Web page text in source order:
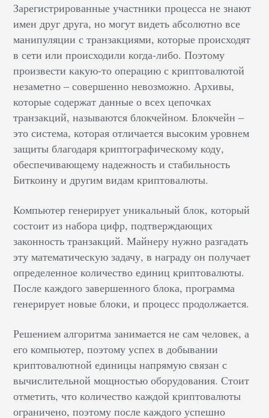
Зарегистрированные участники процесса не знают
имен друг друга, но могут видеть абсолютно все
манипуляции с транзакциями, которые происходят
в сети или происходили когда-либо. Поэтому
произвести какую-то операцию с криптовалютой
незаметно – совершенно невозможно. Архивы,
которые содержат данные о всех цепочках
транзакций, называются блокчейном. Блокчейн –
это система, которая отличается высоким уровнем
защиты благодаря криптографическому коду,
обеспечивающему надежность и стабильность
Биткоину и другим видам криптовалюты.
Компьютер генерирует уникальный блок, который
состоит из набора цифр, подтверждающих
законность транзакций. Майнеру нужно разгадать
эту математическую задачу, в награду он получает
определенное количество единиц криптовалюты.
После каждого завершенного блока, программа
генерирует новые блоки, и процесс продолжается.
Решением алгоритма занимается не сам человек, а
его компьютер, поэтому успех в добывании
криптовалютной единицы напрямую связан с
вычислительной мощностью оборудования. Стоит
отметить, что количество каждой криптовалюты
ограничено, поэтому после каждого успешно